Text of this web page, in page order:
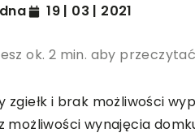
19 | 03 | 2021
ok. 2 min. aby
zgiełk i brak możliwości
możliwości wynajęcia